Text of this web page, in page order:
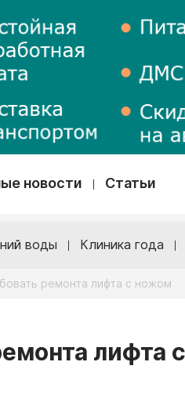
новости Статьи
воды Клиника года
ремонта лифта с ножом
лифта